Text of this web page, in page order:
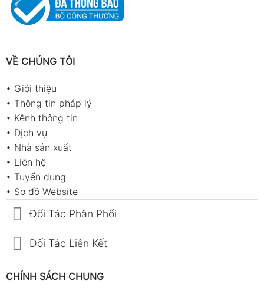
VỀ CHÚNG TÔI
• Giới thiệu
• Thông tin pháp lý
• Kênh thông tin
• Dịch vụ
• Nhà sản xuất
• Liên hệ
• Tuyển dụng
• Sơ đồ Website
Đối Tác Phân Phối
Đối Tác Liên Kết
CHÍNH SÁCH CHUNG